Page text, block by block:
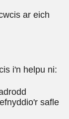
ar eich
i'n helpu ni:
safle